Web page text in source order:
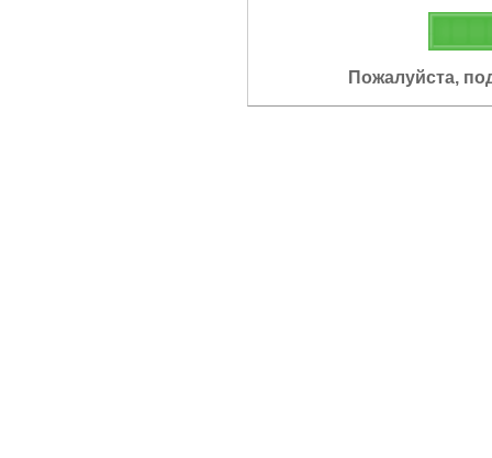
Пожалуйста,